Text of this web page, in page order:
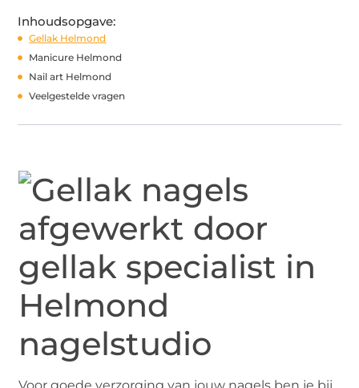
Inhoudsopgave:
Gellak Helmond
Manicure Helmond
Nail art Helmond
Veelgestelde vragen